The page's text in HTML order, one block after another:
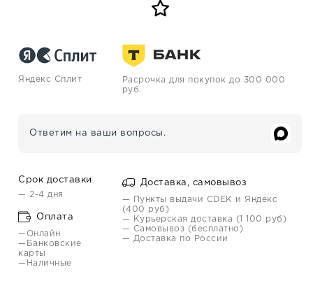
Яндекс Сплит
Расрочка для покупок до 300 000
руб.
Ответим на ваши вопросы.
Срок доставки
— 2-4 дня
Оплата
—Онлайн
—Банковские
карты
—Наличные
Доставка, самовывоз
— Пункты выдачи CDEK и Яндекс
(400 руб)
— Курьерская доставка (1 100 руб)
— Самовывоз (бесплатно)
— Доставка по России